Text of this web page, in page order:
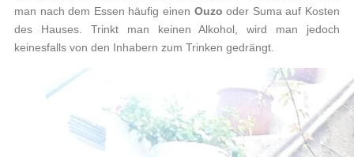
man nach dem Essen häufig einen Ouzo oder Suma auf Kosten
des Hauses. Trinkt man keinen Alkohol, wird man jedoch
keinesfalls von den Inhabern zum Trinken gedrängt.